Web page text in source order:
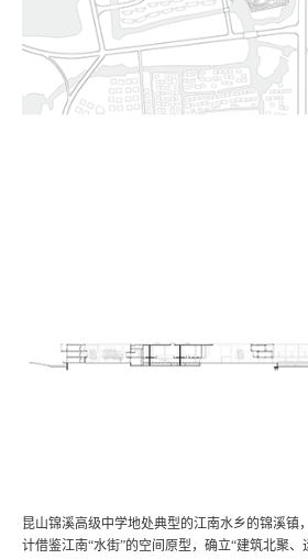
昆山锦溪高级中学地处典型的江南水乡的锦溪镇
计借鉴江南“水街”的空间原型，确立“建筑北聚